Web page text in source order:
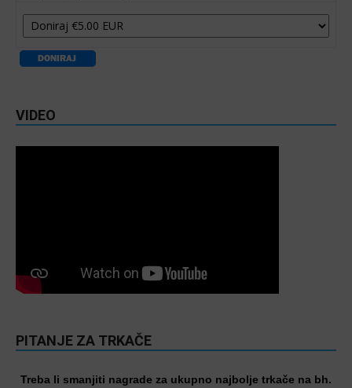
VIDEO
PITANJE ZA TRKAČE
Treba li smanjiti nagrade za ukupno najbolje trkače na bh.